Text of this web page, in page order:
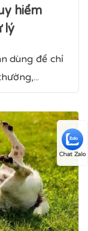
hiểm
lý
dùng để chỉ
Chat Zalo